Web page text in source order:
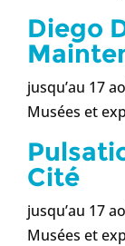
Diego
jusqu’au 17
Musées et
Cité
jusqu’au 17
Musées et